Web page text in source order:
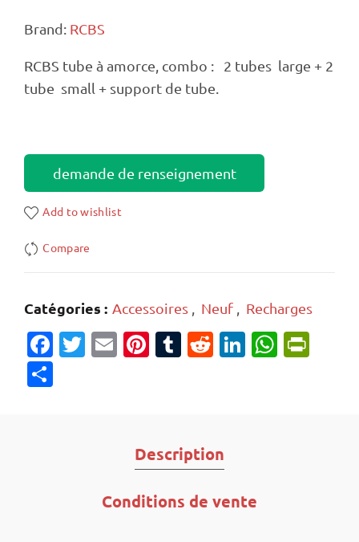
était :
est :
Brand: RCBS
RCBS tube à amorce, combo : 2 tubes large + 2
tube small + support de tube.
demande de renseignement
Add to wishlist
Compare
Catégories : Accessoires Neuf Recharges
Facebook
Twitter
EmailPinterest
Tumblr
Reddit
LinkedIn
Description
Conditions de vente